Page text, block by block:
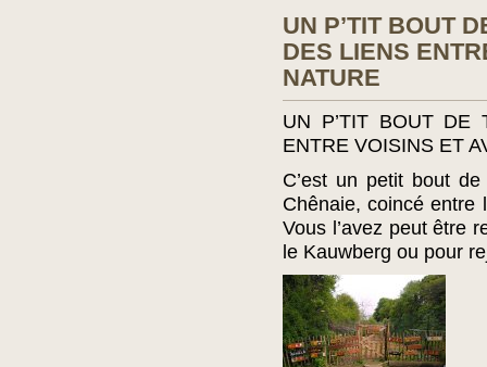
UN P’TIT BOUT
DES LIENS
NATURE
UN P’TIT BOUT DE
ENTRE VOISINS ET
C’est un petit bout
Chênaie, coincé entre
Vous l’avez peut être
le Kauwberg ou pour